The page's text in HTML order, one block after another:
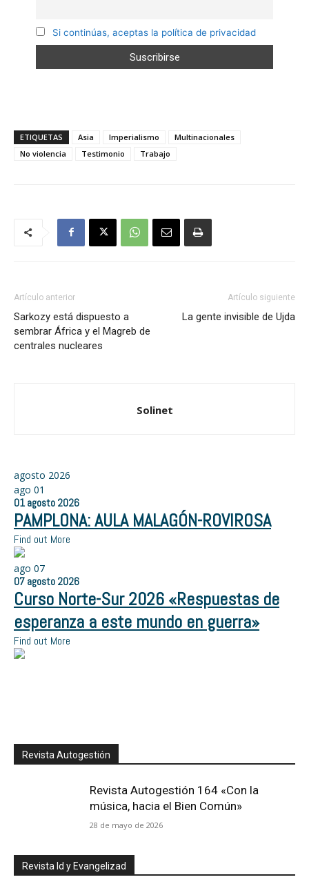
Si continúas, aceptas la política de privacidad
ETIQUETAS Asia Imperialismo
Multinacionales
No violencia
Testimonio Trabajo
Artículo anterior
Sarkozy está dispuesto a
sembrar África y el Magreb de
centrales nucleares
Artículo siguiente
La gente invisible de Ujda
Solinet
agosto 2026
ago 01
01 agosto 2026
PAMPLONA: AULA MALAGÓN-ROVIROSA
Find out More
ago 07
07 agosto 2026
Curso Norte-Sur 2026 «Respuestas de
esperanza a este mundo en guerra»
Find out More
Revista Autogestión
Revista Autogestión 164 «Con la
música, hacia el Bien Común»
28 de mayo de 2026
Revista Id y Evangelizad